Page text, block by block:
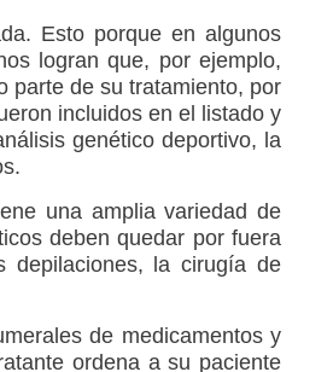
Esto porque en algunos
logran que, por ejemplo,
parte de su tratamiento, por
incluidos en el listado y
genético deportivo, la
una amplia variedad de
deben quedar por fuera
la cirugía de
de medicamentos y
ordena a su paciente